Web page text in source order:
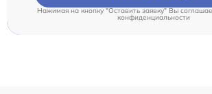
Нажимая на кнопку "Оставить заявку" Вы
конфиденциальности